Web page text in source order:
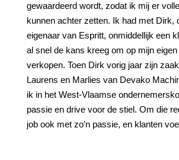
gewaardeerd wordt, zodat ik mij er
kunnen achter zetten. Ik had met Dirk,
eigenaar van Espritt, onmiddellijk een
al snel de kans kreeg om op mijn
verkopen. Toen Dirk vorig jaar zijn
Laurens en Marlies van Devako
ik in het West-Vlaamse
passie en drive voor de stiel. Om die
job ook met zo’n passie, en klanten